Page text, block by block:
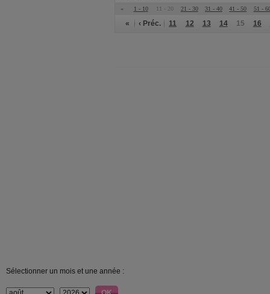
« 1 - 10 11 - 20 21 - 30 31 - 40 41 - 50 51 -
« ‹ Préc. 11 12 13 14 15 16
Sélectionner un mois et une année :